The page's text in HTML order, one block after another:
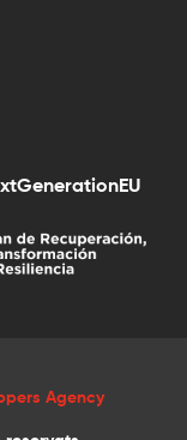
Agency